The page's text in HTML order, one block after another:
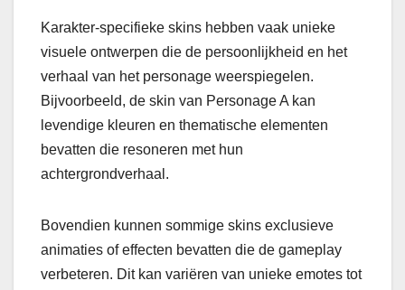
Karakter-specifieke skins hebben vaak unieke
visuele ontwerpen die de persoonlijkheid en het
verhaal van het personage weerspiegelen.
Bijvoorbeeld, de skin van Personage A kan
levendige kleuren en thematische elementen
bevatten die resoneren met hun
achtergrondverhaal.
Bovendien kunnen sommige skins exclusieve
animaties of effecten bevatten die de gameplay
verbeteren. Dit kan variëren van unieke emotes tot